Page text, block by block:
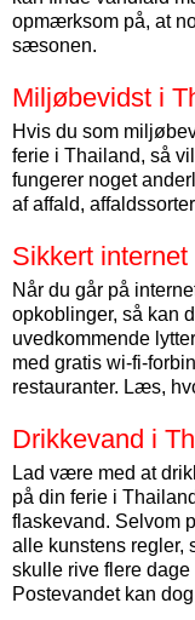
opmærksom på, at
sæsonen.
Miljøbevidst i
Hvis du som
ferie i Thailand, så
fungerer noget
af affald,
Sikkert internet
Når du går på
opkoblinger, så kan
uvedkommende
med gratis wi-fi-
restauranter. Læs,
Drikkevand i
Lad være med at
på din ferie i
flaskevand. Selvom
alle kunstens regler,
skulle rive flere
Postevandet kan